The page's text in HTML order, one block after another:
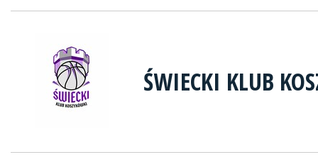
ŚWIECKI KLUB